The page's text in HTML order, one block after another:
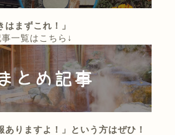
はまずこれ！」
一覧はこちら↓
ありますよ！」という方はぜひ！